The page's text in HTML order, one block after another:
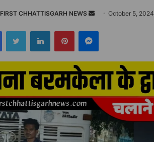
FIRST CHHATTISGARH NEWS
SendOctober 5, 2024
FacebookTwitter LinkedInPinterestMessenger